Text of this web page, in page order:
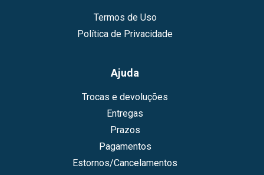
Termos de Uso
Política de Privacidade
Ajuda
Trocas e devoluções
Entregas
Prazos
Pagamentos
Estornos/Cancelamentos